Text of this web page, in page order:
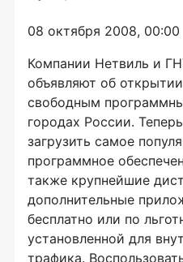
08 октября 2008, 00:00
Компании Нетвиль и
объявляют об
свободным
городах России.
загрузить самое
программное
также крупнейшие
дополнительные
бесплатно или по
установленной для
трафика.